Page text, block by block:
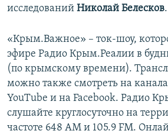
исследований Николай Белесков.
«Крым.Важное» – ток-шоу,
эфире Радио Крым.Реалии в
(по крымскому времени).
можно также смотреть на
YouTube и на Facebook. Радио
слушайте круглосуточно на
частоте 648 АМ и 105.9 FМ.